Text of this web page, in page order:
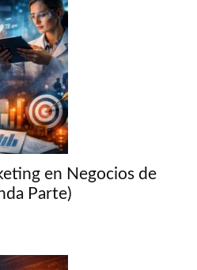
en Negocios de
Parte)